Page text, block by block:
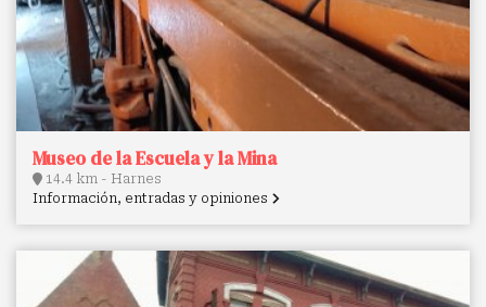
Museo de la Escuela y la Mina
14.4 km - Harnes
Información, entradas y opiniones